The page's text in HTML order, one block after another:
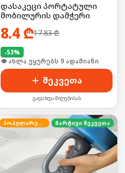
დასაკეცი პორტატული
მობილურის დამჭერი
8.4₾17.83₾
-53%
🛒 ბოლო 24სთ-ში იყიდა 16-მა
შეკვეთა
გადახდა მიღებისას
პოპულარული მარტივი შეკვეთა